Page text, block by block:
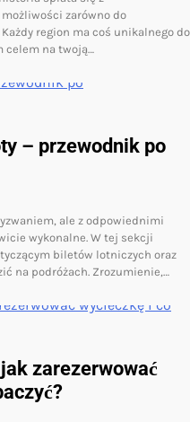
zarówno do
region ma coś unikalnego do
celem na twoją…
– przewodnik po
ale z odpowiednimi
wykonalne. W tej sekcji
biletów lotniczych oraz
na podróżach. Zrozumienie,…
zarezerwować